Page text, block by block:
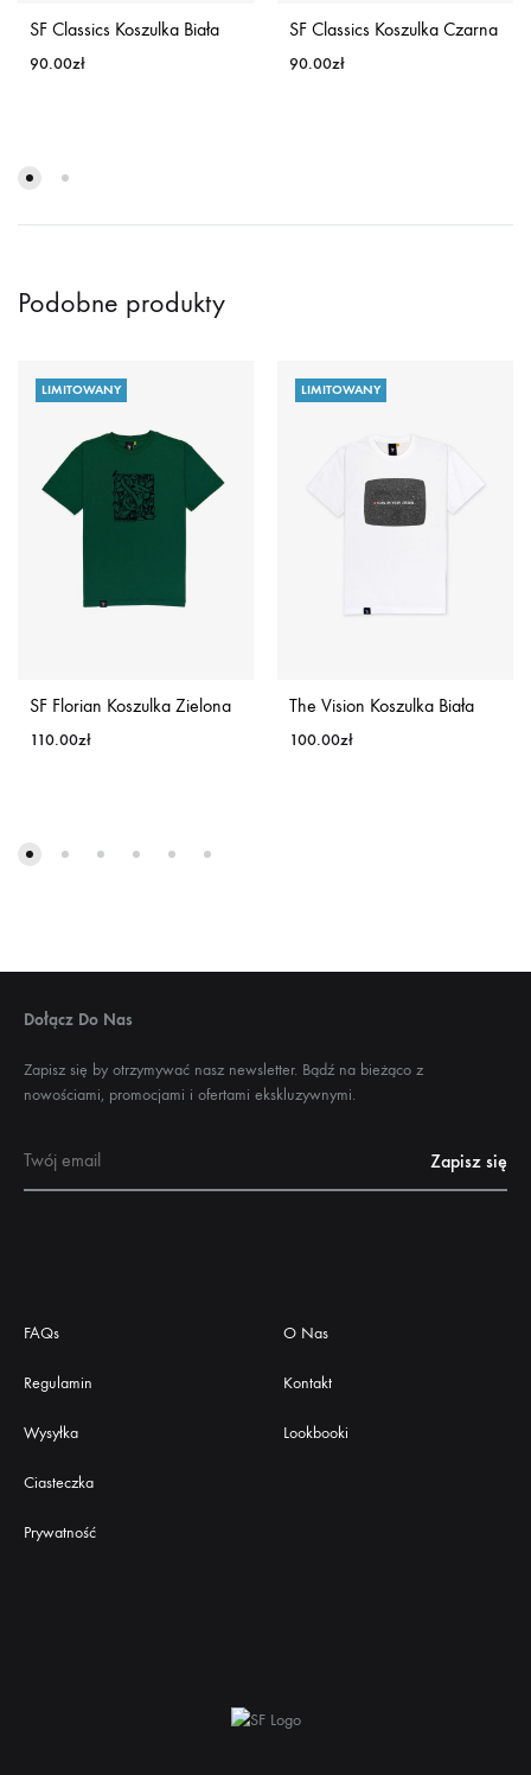
SF Classics Koszulka Biała
90.00zł
SF Classics Koszulka Czarna
90.00zł
Podobne produkty
LIMITOWANY
SF Florian Koszulka Zielona
110.00zł
LIMITOWANY
The Vision Koszulka Biała
100.00zł
Dołącz Do Nas
Zapisz się by otrzymywać nasz newsletter. Bądź na bieżąco z
nowościami, promocjami i ofertami ekskluzywnymi.
FAQs
Regulamin
Wysyłka
Ciasteczka
Prywatność
O Nas
Kontakt
Lookbooki